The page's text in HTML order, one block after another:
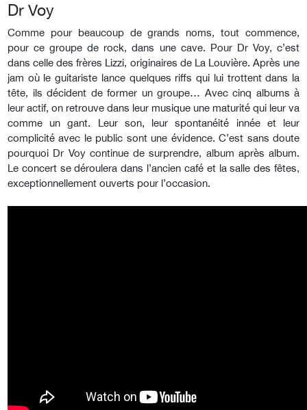
Dr Voy
Comme pour beaucoup de grands noms, tout commence,
pour ce groupe de rock, dans une cave. Pour Dr Voy, c’est
dans celle des frères Lizzi, originaires de La Louvière. Après une
jam où le guitariste lance quelques riffs qui lui trottent dans la
tête, ils décident de former un groupe… Avec cinq albums à
leur actif, on retrouve dans leur musique une maturité qui leur va
comme un gant. Leur son, leur spontanéité innée et leur
complicité avec le public sont une évidence. C’est sans doute
pourquoi Dr Voy continue de surprendre, album après album.
Le concert se déroulera dans l’ancien café et la salle des fêtes,
exceptionnellement ouverts pour l’occasion.